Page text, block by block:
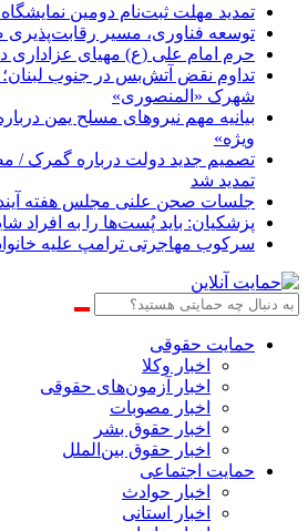
تمدید مهلت ثبت‌نام دومین نمایشگاه «فر ایران
توسعه فناوری، مسیر
حرم امام علی (ع) مهیای عزاداری
تداوم نقض آتش‌بس در جنوب لبنان؛
شهرک «المنصوری»
بیانیه مهم نیروهای مسلح یمن
ویژه»
تصمیم جدید دولت درباره گمرک /
تمدید شد
جلسات صحن علنی مجلس هفته
پزشکیان: باید پُست‌ها را به افراد
سرکوب مهاجرتی ترامپ علیه
حمایت حقوقی
اخبار وکلا
اخبار آزمون‌های حقوقی
اخبار مصوبات
اخبار حقوق بشر
اخبار حقوق بین‌الملل
حمایت اجتماعی
اخبار حوادث
اخبار استانی